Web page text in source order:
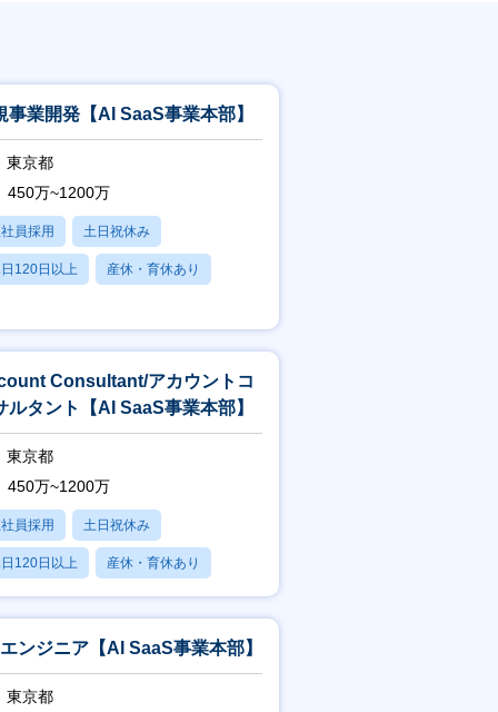
事業開発【AI SaaS事業本部】
東京都
450万~1200万
員採用 土日祝休み
120日以上 産休・育休あり
Consultant/アカウントコ
ルタント【AI SaaS事業本部】
東京都
450万~1200万
員採用 土日祝休み
120日以上 産休・育休あり
あり
ンジニア【AI SaaS事業本部】
東京都